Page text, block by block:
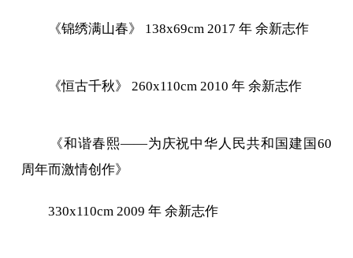
《锦绣满山春》 138x69cm 2017 年 余新志作
《恒古千秋》 260x110cm 2010 年 余新志作
《和谐春熙——为庆祝中华人民共和国建国60
周年而激情创作》
330x110cm 2009 年 余新志作